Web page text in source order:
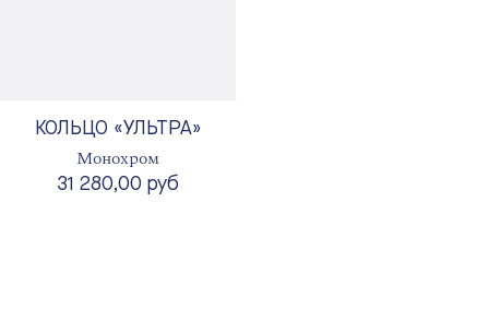
КОЛЬЦО «УЛЬТРА»
Монохром
31 280,00 руб